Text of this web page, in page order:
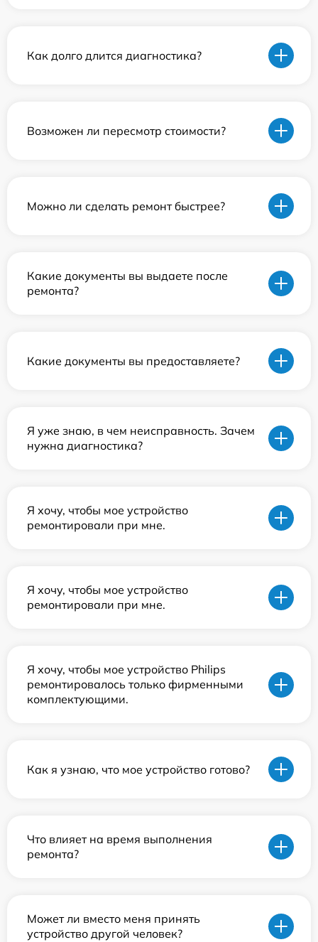
Как долго длится диагностика?
Возможен ли пересмотр стоимости?
Можно ли сделать ремонт быстрее?
Какие документы вы выдаете после
ремонта?
Какие документы вы предоставляете?
Я уже знаю, в чем неисправность. Зачем
нужна диагностика?
Я хочу, чтобы мое устройство
ремонтировали при мне.
Я хочу, чтобы мое устройство
ремонтировали при мне.
Я хочу, чтобы мое устройство Philips
ремонтировалось только фирменными
комплектующими.
Как я узнаю, что мое устройство готово?
Что влияет на время выполнения
ремонта?
Может ли вместо меня принять
устройство другой человек?